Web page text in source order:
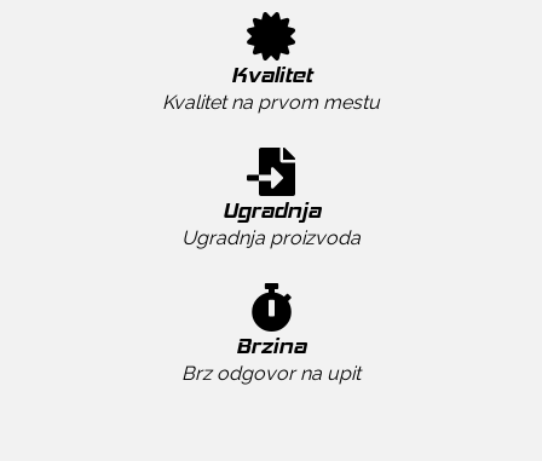
Kvalitet
Kvalitet na prvom mestu
Ugradnja
Ugradnja proizvoda
Brzina
Brz odgovor na upit